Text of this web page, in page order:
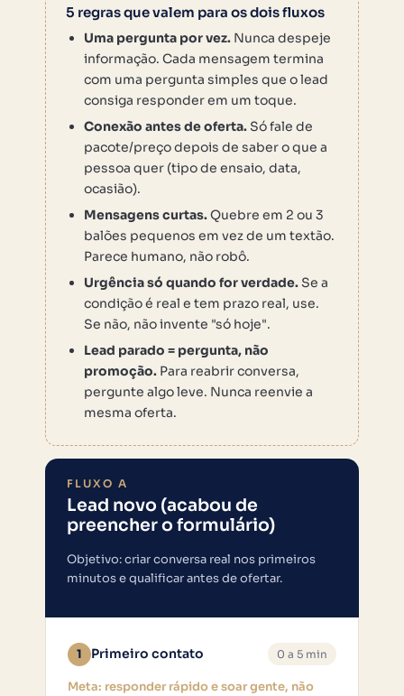
5 regras que valem para os dois fluxos
Uma pergunta por vez. Nunca despeje
informação. Cada mensagem termina
com uma pergunta simples que o lead
consiga responder em um toque.
Conexão antes de oferta.Só fale de
pacote/preço depois de saber o que a
pessoa quer (tipo de ensaio, data,
ocasião).
Mensagens curtas.Quebre em 2 ou 3
balões pequenos em vez de um textão.
Parece humano, não robô.
Urgência só quando for verdade.Se a
condição é real e tem prazo real, use.
Se não, não invente "só hoje".
Lead parado = pergunta, não
promoção. Para reabrir conversa,
pergunte algo leve. Nunca reenvie a
mesma oferta.
FLUXO A
Lead novo (acabou de
preencher o formulário)
Objetivo: criar conversa real nos primeiros
minutos e qualificar antes de ofertar.
1 Primeiro contato 0 a 5 min
Meta: responder rápido e soar gente, não